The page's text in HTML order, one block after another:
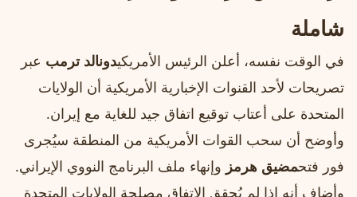
شاملة
في الوقت نفسه، أعلن الرئيس الأمريكيدونالد ترمب عبر
تصريحات لأحد القنوات الإخبارية الأمريكية أن الولايات
المتحدة على أعتاب توقيع اتفاق جيد للغاية مع إيران.
وأوضح أن سحب القوات الأمريكية من المنطقة سيُجرى
فور فتحمضيق هرمز وإنهاء ملف البرنامج النووي الإيراني.
وأضاف أنه إذا لم يُحقق الاتفاق مصلحة الولايات المتحدة